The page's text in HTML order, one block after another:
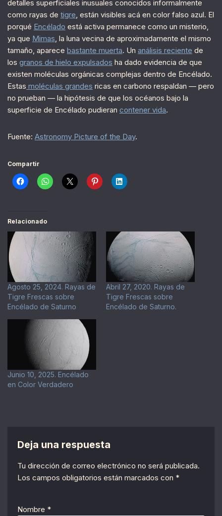
detalles superficiales inusuales conocidos informalmente
como rayas de tigre, están visibles acá en color falso azul. El
porqué Encélado está activa permanece como un misterio,
ya que Mimas, la luna vecina de aproximadamente el mismo
tamaño, aparece bastante muerta. Un análisis reciente de
los granos de hielo expulsados ha dado evidencia de que
existen moléculas orgánicas complejas dentro de Encélado.
Estas moléculas grandes ricas en carbono respaldan — pero
no prueban — la hipótesis de que los océanos bajo la
superficie de Encélado pudieran contener vida.
Fuente: Astronomy Picture of the Day.
Compartir
Relacionado
Agosto 25, 2024. Rayas de
Tigre Frescas sobre
Encélado de Saturno
Abril 27, 2020. Rayas de
Tigre Frescas sobre
Encélado de Saturno.
Junio 10, 2025. Encélado
en Color Verdadero
Deja una respuesta
Tu dirección de correo electrónico no será publicada.
Los campos obligatorios están marcados con *
Nombre *